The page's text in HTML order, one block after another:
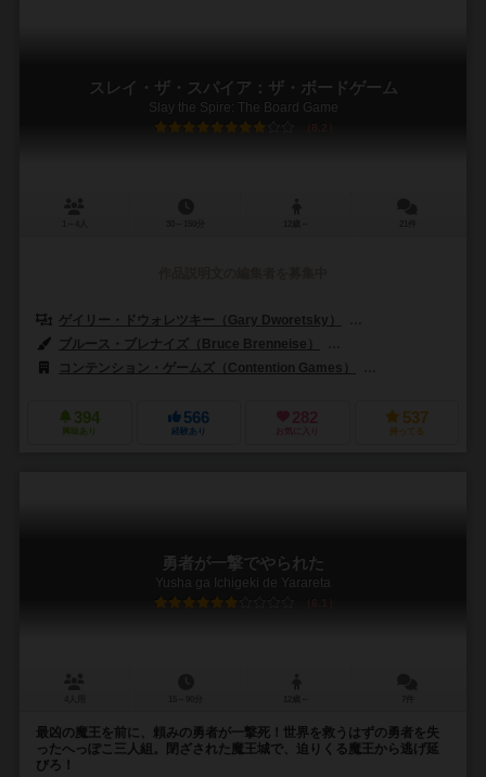
スレイ・ザ・スパイア：ザ・ボードゲーム
Slay the Spire: The Board Game
8.2
ゲイリー・ドウォレツキー（Gary Dworetsky）
ブルース・ブレナイズ（Bruce Brenneise）
コンテンション・ゲームズ（Contention Games）
394
興味あり
566
経験あり
282
お気に入り
537
持ってる
勇者が一撃でやられた
Yusha ga Ichigeki de Yarareta
6.1
最凶の魔王を前に、頼みの勇者が一撃死！世界を救うはずの勇者を失
ったへっぽこ三人組。閉ざされた魔王城で、迫りくる魔王から逃げ延
びろ！